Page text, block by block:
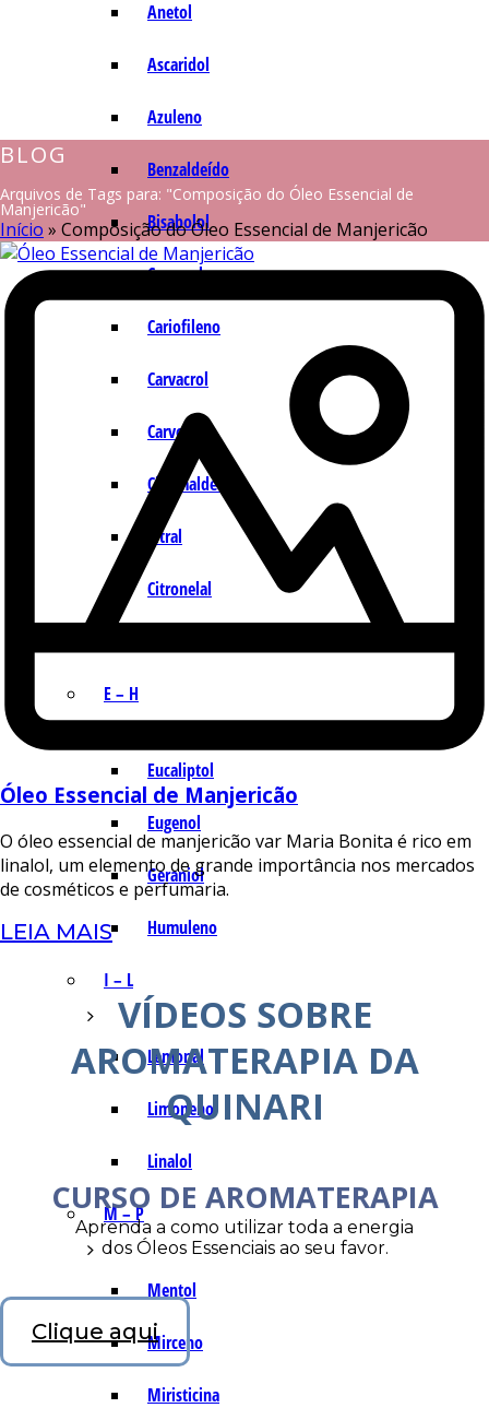
Anetol
Ascaridol
Azuleno
Benzaldeído
Bisabolol
Camazuleno
Cariofileno
Carvacrol
Carvona
Cinamaldeído
Citral
Citronelal
E – H
Eucaliptol
Eugenol
Geraniol
Humuleno
I – L
Lemonal
Limoneno
Linalol
M – P
Mentol
Mirceno
Miristicina
BLOG
Arquivos de Tags para: "Composição do Óleo Essencial de
Manjericão"
Início » Composição do Óleo Essencial de Manjericão
Óleo Essencial de Manjericão
O óleo essencial de manjericão var Maria Bonita é rico em
linalol, um elemento de grande importância nos mercados
de cosméticos e perfumaria.
LEIA MAIS
VÍDEOS SOBRE
AROMATERAPIA DA
QUINARI
CURSO DE AROMATERAPIA
Aprenda a como utilizar toda a energia
dos Óleos Essenciais ao seu favor.
Clique aqui